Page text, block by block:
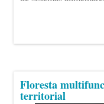
Floresta
territorial